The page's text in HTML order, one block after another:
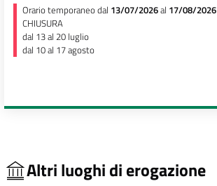
Orario temporaneo dal 13/07/2026al 17/08/2026
CHIUSURA
dal 13 al 20 luglio
dal 10 al 17 agosto
Altri luoghi di erogazione